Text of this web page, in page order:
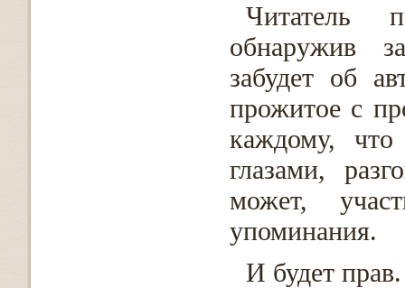
Читатель
обнаружив
забудет об
прожитое с
каждому, что
глазами,
может,
упоминания.
И будет прав.